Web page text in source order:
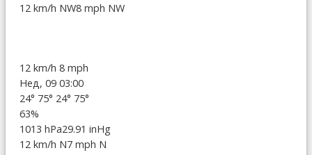
12 km/h NW8 mph NW
12 km/h 8 mph
Нед, 09 03:00
24° 75° 24° 75°
63%
1013 hPa29.91 inHg
12 km/h N7 mph N